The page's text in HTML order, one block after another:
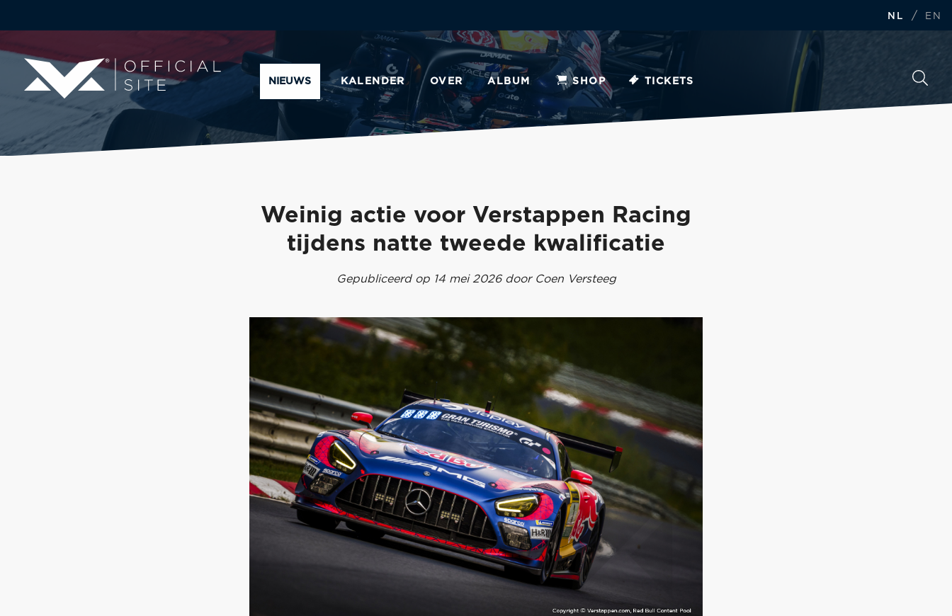
NL / EN
NIEUWS KALENDER OVER ALBUM SHOP TICKETS
Weinig actie voor Verstappen Racing
tijdens natte tweede kwalificatie
Gepubliceerd op 14 mei 2026 door Coen Versteeg